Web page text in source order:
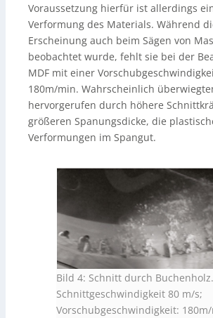
Voraussetzung hierfür ist allerdings
Verformung des Materials. Während
Erscheinung auch beim Sägen von
beobachtet wurde, fehlt sie bei der
MDF mit einer
180m/min. Wahrscheinlich
hervorgerufen durch höhere
größeren Spanungsdicke, die
Verformungen im Spangut.
Bild 4: Schnitt durch Buchenholz.
Schnittgeschwindigkeit 80 m/s;
Vorschubgeschwindigkeit: